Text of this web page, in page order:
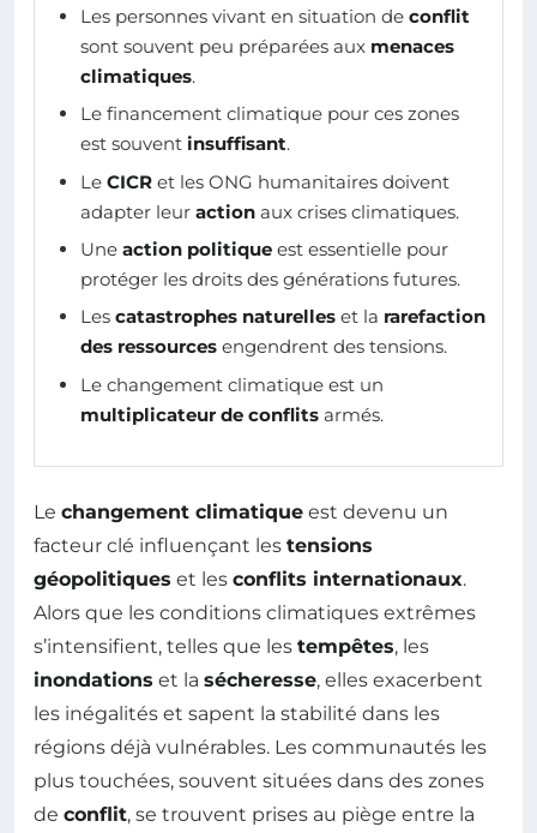
Les personnes vivant en situation de conflit
sont souvent peu préparées aux menaces
climatiques.
Le financement climatique pour ces zones
est souvent insuffisant.
Le CICR et les ONG humanitaires doivent
adapter leur action aux crises climatiques.
Une action politique est essentielle pour
protéger les droits des générations futures.
Les catastrophes naturelles et la rarefaction
des ressources engendrent des tensions.
Le changement climatique est un
multiplicateur de conflits armés.
Le changement climatique est devenu un
facteur clé influençant les tensions
géopolitiques et les conflits internationaux.
Alors que les conditions climatiques extrêmes
s’intensifient, telles que les tempêtes, les
inondations et la sécheresse, elles exacerbent
les inégalités et sapent la stabilité dans les
régions déjà vulnérables. Les communautés les
plus touchées, souvent situées dans des zones
de conflit, se trouvent prises au piège entre la